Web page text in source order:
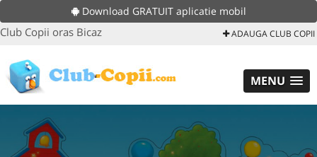
Download GRATUIT aplicatie mobil
Club Copii oras Bicaz ADAUGA CLUB COPII
MENU